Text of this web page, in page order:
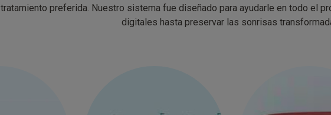
tratamiento preferida. Nuestro sistema fue diseñado para ayudarle en todo el
digitales hasta preservar las sonrisas